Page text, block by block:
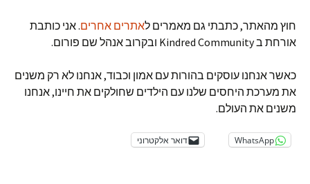
חוץ מהאתר, כתבתי גם מאמרים לאתרים אחרים. אני כותבת
אורחת ב Kindred Community ובקרוב אנהל שם פורום.
כאשר אנחנו עוסקים בהורות עם אמון וכבוד, אנחנו לא רק משנים
את מערכת היחסים שלנו עם הילדים שחולקים את חיינו, אנחנו
משנים את העולם.
WhatsApp דואר אלקטרוני